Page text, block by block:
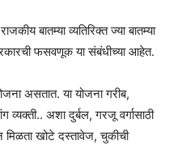
बातम्या व्यतिरिक्त ज्या बातम्या
फसवणूक या संबंधीच्या आहेत.
असतात. या योजना गरीब,
व्यक्ती.. अशा दुर्बल, गरजू वर्गासाठी
मिळता खोटे दस्तावेज, चुकीची